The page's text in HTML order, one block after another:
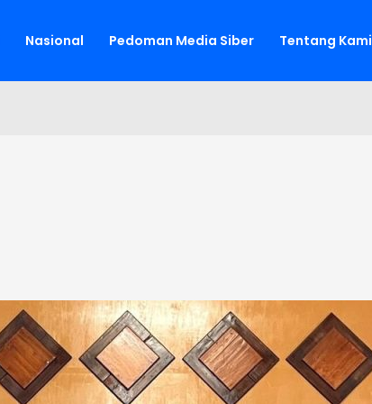
Nasional Pedoman Media Siber Tentang Kami